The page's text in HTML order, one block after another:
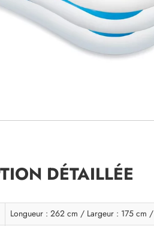
DÉTAILLÉE
Longueur : 262 cm / Largeur : 175 cm